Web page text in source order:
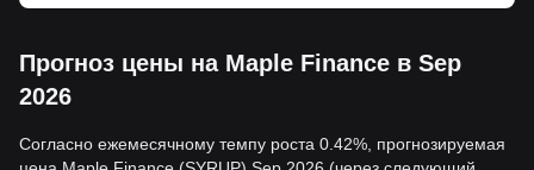
Прогноз цены на Maple Finance в Sep
2026
Согласно ежемесячному темпу роста 0.42%, прогнозируемая